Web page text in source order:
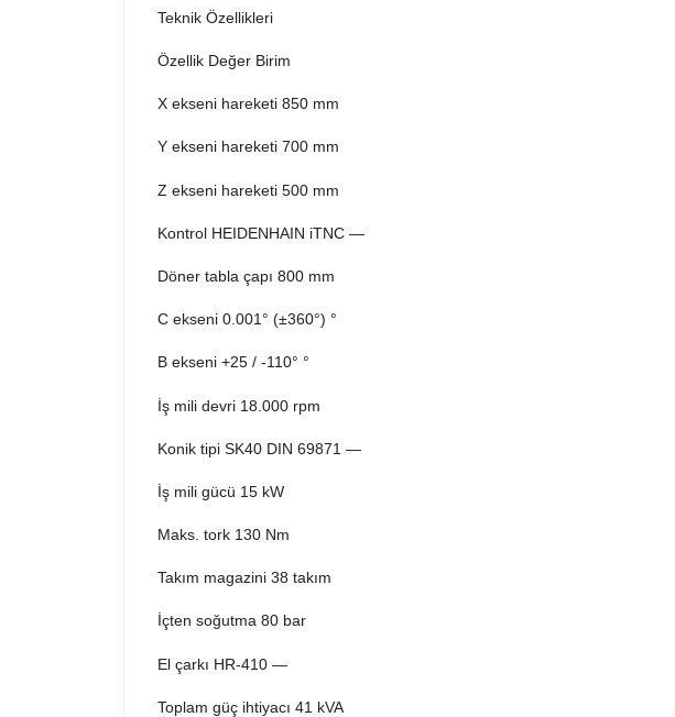
Teknik Özellikleri
Özellik Değer Birim
X ekseni hareketi 850 mm
Y ekseni hareketi 700 mm
Z ekseni hareketi 500 mm
Kontrol HEIDENHAIN iTNC —
Döner tabla çapı 800 mm
C ekseni 0.001° (±360°) °
B ekseni +25 / -110° °
İş mili devri 18.000 rpm
Konik tipi SK40 DIN 69871 —
İş mili gücü 15 kW
Maks. tork 130 Nm
Takım magazini 38 takım
İçten soğutma 80 bar
El çarkı HR-410 —
Toplam güç ihtiyacı 41 kVA